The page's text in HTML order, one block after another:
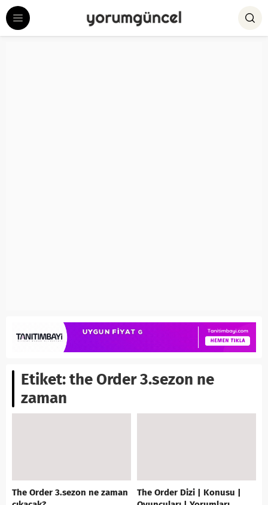
Etiket:the Order 3.sezon ne
zaman
The Order 3.sezon ne zaman
The Order Dizi | Konusu |